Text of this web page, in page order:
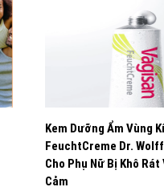
Kem Dưỡng Ẩm Vùng
FeuchtCreme Dr.
Cho Phụ Nữ Bị Khô Rát
Cảm